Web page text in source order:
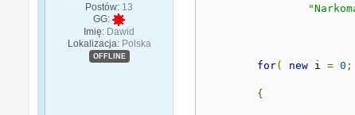
Postów: 13
GG:
Imię: Dawid
Lokalizacja: Polska
OFFLINE
for( new i = 0 ;
{